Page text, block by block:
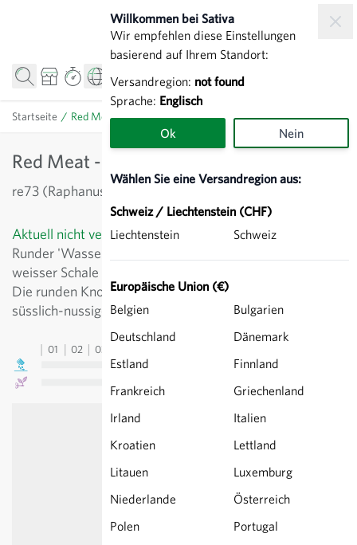
Willkommen bei Sativa
Wir empfehlen diese Einstellungen
basierend auf Ihrem Standort:
Versandregion: not found
Sprache: Englisch
Ok Nein
Wählen Sie eine Versandregion aus:
Schweiz / Liechtenstein (CHF)
Liechtenstein
Schweiz
Europäische Union (€)
Belgien
Bulgarien
Deutschland
Dänemark
Estland
Finnland
Frankreich
Griechenland
Irland
Italien
Kroatien
Lettland
Litauen
Luxemburg
Niederlande
Österreich
Polen
Portugal
Startseite / Red Meat - Winterrettich
Red Meat - Winterrettich
re73 (Raphanus sativus)
Aktuell nicht verfügbar
Runder 'Wassermelonenrettich' aus China mit grün-
weisser Schale und dekorativ purpurfarbenem Fleisch.
Die runden Knollen sind knackig haben einen angenehm
süsslich-nussigen Geschmack.
01 02 03